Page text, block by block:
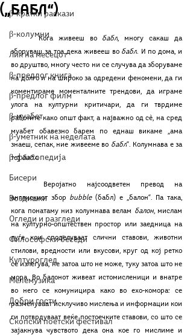
β-кратки раскази
β-колумни
Лик на месецот
β-предлог книга
β-предлог филм
β-муабет
β-уметник на неделата
β-фактопедија
Бисери
Воздишки
Огледи и разгледи
Философски беседи
Културоглед
Мелемузика
Добри гости
Скопски поетски фестивал
(„бабл“)
	Кога живееш во
бабл, многу сакаш да
зборуваш за тоа дека живееш во бабл. И по дома, и
во друштво, многу често ни се случува да зборуваме
на долго и на широко за одредени феномени, да ги
коментираме моменталните трендови, да играме
улога на културни критичари, да ги тврдиме
работите како општ факт, а најважно од сè, на сред
муабет обавезно барем по еднаш викаме „ама
знаеш, сепак, ние живееме во бабл“. Колумнава е за
тој бабл.
	Веројатно најсоодветен превод на
англискиот збор bubble (бабл) е „балон“. Па така,
кога понатаму низ колумнава велам балон, мислам
на културно-општествен простор или заедница на
луѓе кои споделуваат слични ставови, животни
стилови, вредности или вкусови, круг од кој ретко
се излегува, не затоа што не може, туку затоа што не
мора. Во балонот живеат истомисленици и внатре
во него се комуницира како во ехо-комора: се
разменуваат исклучиво мислења и информации кои
ги потврдуваат веќе постоечките ставови, со што се
зајакнува чувството дека она кое го мислиме и